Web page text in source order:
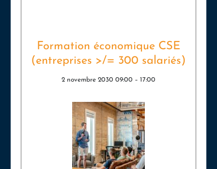
Formation économique CSE
(entreprises >/= 300 salariés)
2 novembre 2030 09:00 – 17:00